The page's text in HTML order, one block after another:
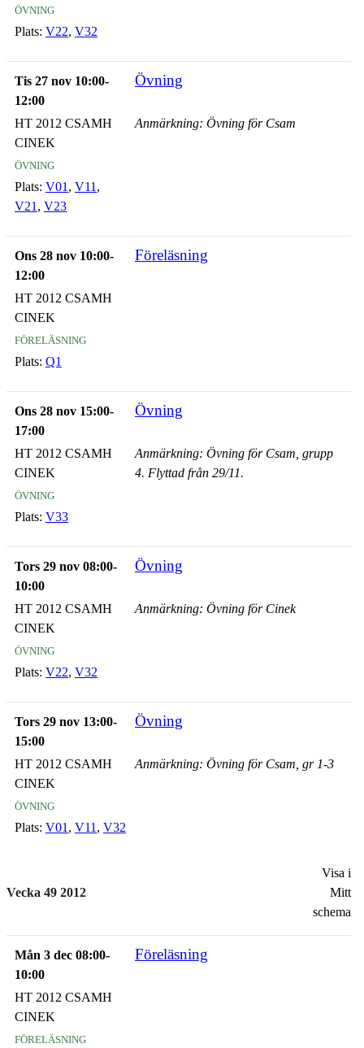
övning
Plats: V22, V32
Tis 27 nov 10:00-
12:00
Övning
HT 2012 CSAMH
CINEK
övning
Plats: V01 , V11 ,
V21 , V23
Anmärkning: Övning för Csam
Ons 28 nov 10:00-
12:00
Föreläsning
HT 2012 CSAMH
CINEK
föreläsning
Plats: Q1
Ons 28 nov 15:00-
17:00
Övning
HT 2012 CSAMH
CINEK
övning
Plats: V33
Anmärkning: Övning för Csam, grupp
4. Flyttad från 29/11.
Tors 29 nov 08:00-
10:00
Övning
HT 2012 CSAMH
CINEK
övning
Plats: V22, V32
Anmärkning: Övning för Cinek
Tors 29 nov 13:00-
15:00
Övning
HT 2012 CSAMH
CINEK
övning
Plats: V01 , V11 , V32
Anmärkning: Övning för Csam, gr 1-3
Vecka 49 2012
Visa i
Mitt
schema
Mån 3 dec 08:00-
10:00
Föreläsning
HT 2012 CSAMH
CINEK
föreläsning